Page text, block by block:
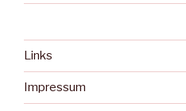
Links
Impressum